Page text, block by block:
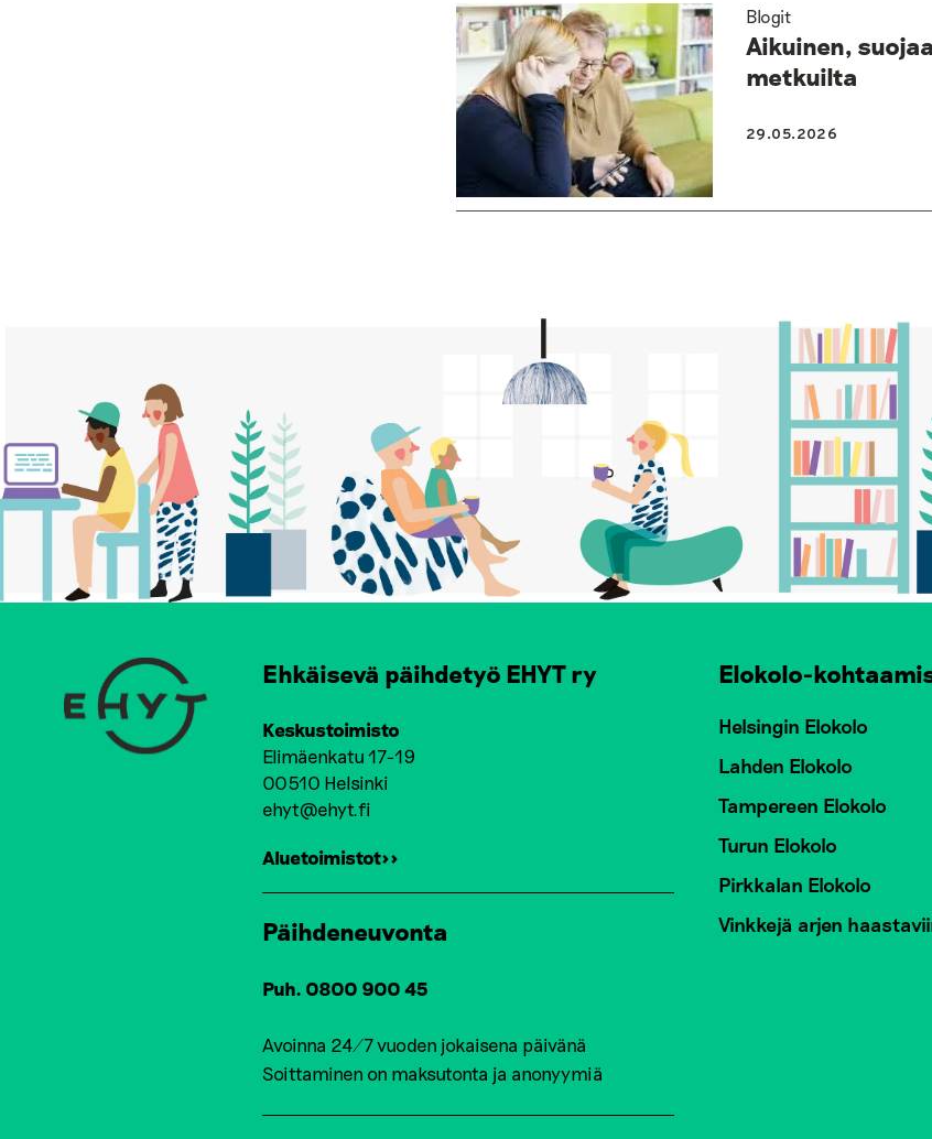
Blogit
Aikuinen,
metkuilta
29.05.2026
Ehkäisevä päihdetyö EHYT ry
Keskustoimisto
Elimäenkatu 17-19
00510 Helsinki
ehyt@ehyt.fi
Aluetoimistot>>
Päihdeneuvonta
Puh. 0800 900 45
Avoinna 24/7 vuoden jokaisena päivänä
Soittaminen on maksutonta ja anonyymiä
Elokolo-
Helsingin Elokolo
Lahden Elokolo
Tampereen Elokolo
Turun Elokolo
Pirkkalan Elokolo
Vinkkejä arjen